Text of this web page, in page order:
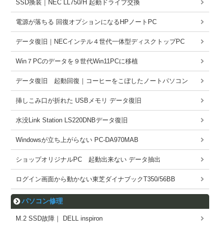
SSD換装｜NEC LL750/H 起動ドライブ交換
電源が落ちる 回復オプションになるHPノートPC
データ復旧｜NECインテル４世代一体型ディスクトップPC
Win７PCのデータを９世代Win11PCに移植
データ復旧 起動回復｜コーヒーをこぼしたノートパソコン
挿しこみ口が折れた USBメモリ データ復旧
水没Link Station LS220DNBデータ復旧
Windowsが立ち上がらない PC-DA970MAB
ショップオリジナルPC 起動出来ない データ抽出
ログイン画面から動かない東芝ダイナブックT350/56BB
パソコン修理
M.2 SSD故障｜ DELL inspiron